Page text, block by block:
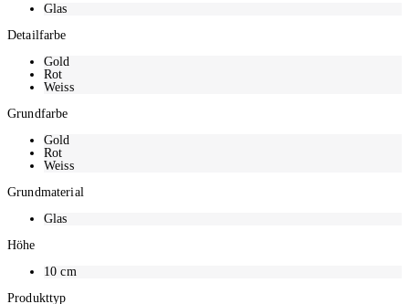
Glas
Detailfarbe
Gold
Rot
Weiss
Grundfarbe
Gold
Rot
Weiss
Grundmaterial
Glas
Höhe
10cm
Produkttyp